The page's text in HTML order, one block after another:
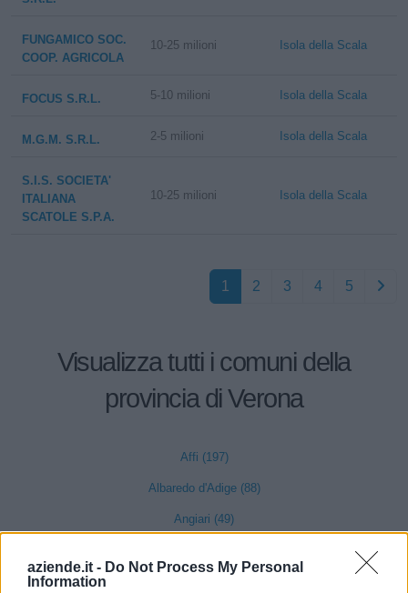
aziende.it - Do Not Process My Personal
Information
FUNGAMICO SOC.
COOP. AGRICOLA
10-25 milioni Isola della Scala
FOCUS S.R.L. 5-10 milioni Isola della Scala
M.G.M. S.R.L. 2-5 milioni Isola della Scala
S.I.S. SOCIETA'
ITALIANA
SCATOLE S.P.A.
10-25 milioni Isola della Scala
1 2 3 4 5
Visualizza tutti i comuni della
provincia di Verona
Affi (197)
Albaredo d'Adige (88)
Angiari (49)